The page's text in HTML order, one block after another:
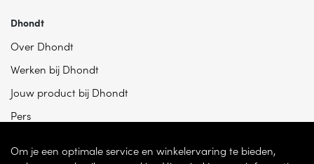
Dhondt
Over Dhondt
Werken bij Dhondt
Jouw product bij Dhondt
Pers
Om je een optimale service en winkelervaring te bieden,